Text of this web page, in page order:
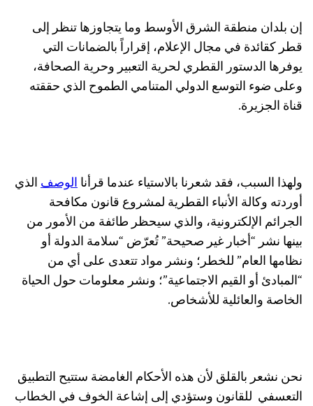
إن بلدان منطقة الشرق الأوسط وما يتجاوزها تنظر إلى
قطر كقائدة في مجال الإعلام، إقراراً بالضمانات التي
يوفرها الدستور القطري لحرية التعبير وحرية الصحافة،
وعلى ضوء التوسع الدولي المتنامي الطموح الذي حققته
قناة الجزيرة.
ولهذا السبب، فقد شعرنا بالاستياء عندما قرأناالوصفالذي
أوردته وكالة الأنباء القطرية لمشروع قانون مكافحة
الجرائم الإلكترونية، والذي سيحظر طائفة من الأمور من
بينها نشر “أخبار غير صحيحة” تُعرّض “سلامة الدولة أو
نظامها العام” للخطر؛ ونشر مواد تتعدى على أي من
“المبادئ أو القيم الاجتماعية”؛ ونشر معلومات حول الحياة
الخاصة والعائلية للأشخاص.
نحن نشعر بالقلق لأن هذه الأحكام الغامضة ستتيح التطبيق
التعسفي للقانون وستؤدي إلى إشاعة الخوف في الخطاب